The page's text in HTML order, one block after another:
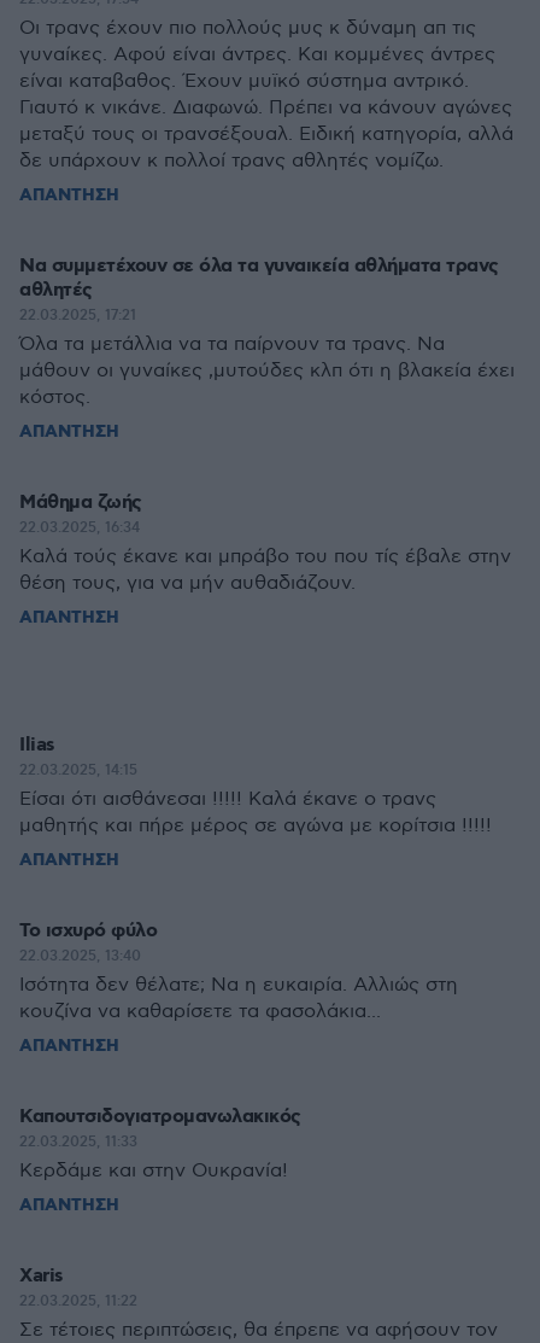
Οι τρανς έχουν πιο πολλούς μυς κ δύναμη απ τις
γυναίκες. Αφού είναι άντρες. Και κομμένες άντρες
είναι καταβαθος. Έχουν μυϊκό σύστημα αντρικό.
Γιαυτό κ νικάνε. Διαφωνώ. Πρέπει να κάνουν αγώνες
μεταξύ τους οι τρανσέξουαλ. Ειδική κατηγορία, αλλά
δε υπάρχουν κ πολλοί τρανς αθλητές νομίζω.
ΑΠΑΝΤΗΣΗ
Να συμμετέχουν σε όλα τα γυναικεία αθλήματα τρανς
αθλητές
22.03.2025, 17:21
Όλα τα μετάλλια να τα παίρνουν τα τρανς. Να
μάθουν οι γυναίκες ,μυτούδες κλπ ότι η βλακεία έχει
κόστος.
ΑΠΑΝΤΗΣΗ
Μάθημα ζωής
22.03.2025, 16:34
Καλά τούς έκανε και μπράβο του που τίς έβαλε στην
θέση τους, για να μήν αυθαδιάζουν.
ΑΠΑΝΤΗΣΗ
Ilias
22.03.2025, 14:15
Είσαι ότι αισθάνεσαι !!!!! Καλά έκανε ο τρανς
μαθητής και πήρε μέρος σε αγώνα με κορίτσια !!!!!
ΑΠΑΝΤΗΣΗ
Το ισχυρό φύλο
22.03.2025, 13:40
Ισότητα δεν θέλατε; Να η ευκαιρία. Αλλιώς στη
κουζίνα να καθαρίσετε τα φασολάκια...
ΑΠΑΝΤΗΣΗ
Καπουτσιδογιατρομανωλακικός
22.03.2025, 11:33
Κερδάμε και στην Ουκρανία!
ΑΠΑΝΤΗΣΗ
Xaris
22.03.2025, 11:22
Σε τέτοιες περιπτώσεις, θα έπρεπε να αφήσουν τον